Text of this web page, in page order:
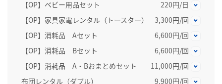
【OP】ベビー用品セット
220円/日
【OP】家具家電レンタル（トースター）
3,300円/回
【OP】消耗品 Aセット
6,600円/回
【OP】消耗品 Bセット
6,600円/回
【OP】消耗品 A・Bおまとめセット
11,000円/回
布団レンタル（ダブル）
9,900円/回